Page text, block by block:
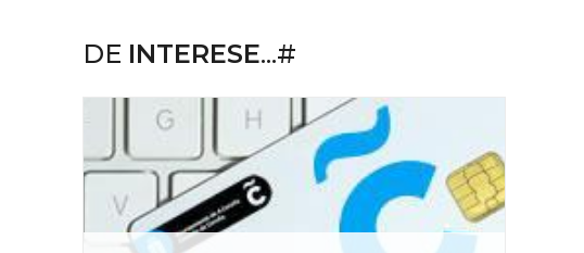
DE INTERESE...#